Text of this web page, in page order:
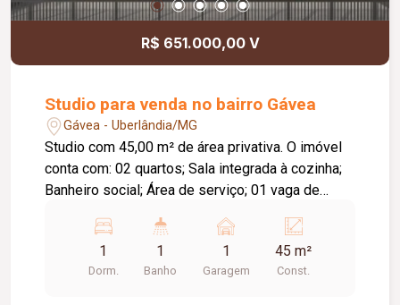
R$ 651.000,00 V
Studio para venda no bairro Gávea
Gávea - Uberlândia/MG
Studio com 45,00 m² de área privativa. O imóvel
conta com: 02 quartos; Sala integrada à cozinha;
Banheiro social; Área de serviço; 01 vaga de
moderno e funcional; Excelente aproveitamento
dos espaços; Condomínio moderno e seguro;
Localização privilegiada no Parque Una, com fácil
1
Dorm.
1
Banho
1
Garagem
45 m²
Const.